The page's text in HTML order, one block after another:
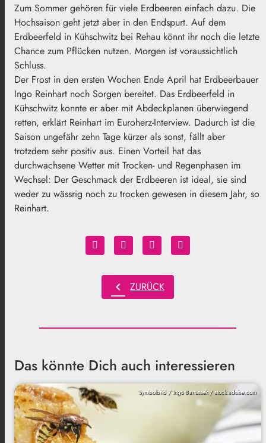
Zum Sommer gehören für viele Erdbeeren einfach dazu. Die
Hochsaison geht jetzt aber in den Endspurt. Auf dem
Erdbeerfeld in Kühschwitz bei Rehau könnt ihr noch die letzte
Chance zum Pflücken nutzen. Morgen ist voraussichtlich
Schluss.
Der Frost in den ersten Wochen Ende April hat Erdbeerbauer
Ingo Reinhart noch Sorgen bereitet. Das Erdbeerfeld in
Kühschwitz konnte er aber mit Abdeckplanen überwiegend
retten, erklärt Reinhart im Euroherz-Interview. Dadurch ist die
Saison ungefähr zehn Tage kürzer als sonst, fällt aber
trotzdem sehr positiv aus. Einen Vorteil hat das
durchwachsene Wetter mit Trocken- und Regenphasen im
Wechsel: Der Geschmack der Erdbeeren ist ideal, sie sind
weder zu wässrig noch zu trocken gewesen in diesem Jahr, so
Reinhart.
chevron_left ZURÜCK
Das könnte Dich auch interessieren
Symbolbild / Ingo Bartussek / stock.adobe.com